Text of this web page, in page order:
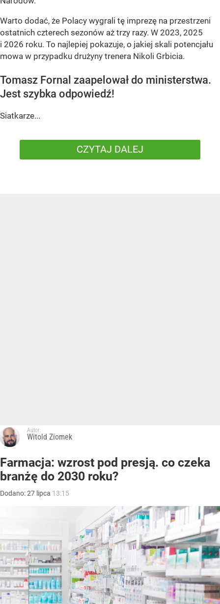
Warto dodać, że Polacy wygrali tę imprezę na przestrzeni
ostatnich czterech sezonów aż trzy razy. W 2023, 2025
i 2026 roku. To najlepiej pokazuje, o jakiej skali potencjału
mowa w przypadku drużyny trenera Nikoli Grbicia.
Tomasz Fornal zaapelował do ministerstwa.
Jest szybka odpowiedź!
Siatkarze...
CZYTAJ DALEJ
Autor:
Witold Ziomek
Farmacja: wzrost pod presją. co czeka
branżę do 2030 roku?
Dodano:27 lipca 13:15